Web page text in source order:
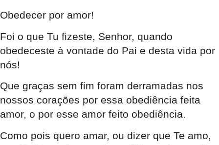
Obedecer por amor!
Foi o que Tu fizeste, Senhor, quando
obedeceste à vontade do Pai e desta vida por
nós!
Que graças sem fim foram derramadas nos
nossos corações por essa obediência feita
amor, o por esse amor feito obediência.
Como pois quero amar, ou dizer que Te amo,